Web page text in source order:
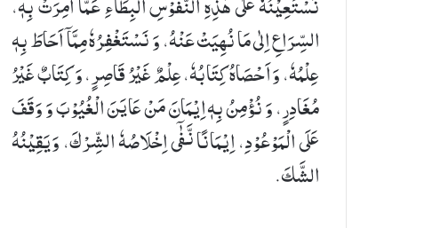
السِّرَاعِ اِلٰی مَا نُهِیَتْ عَنْهُ، وَ نَسْتَغْفِرُهٗ مِمَّاۤ اَحَاطَ بِهٖ
عِلْمُهٗ، وَ اَحْصَاهُ كِتَابُهٗ، عِلْمٌ غَیْرُ قَاصِرٍ، وَ كِتَابٌ غَیْرُ
مُغَادِرٍ، وَ نُؤْمِنُ بِهٖ اِیْمَانَ مَنْ عَایَنَ الْغُیُوْبَ وَ وَقَفَ
عَلَی الْمَوْعُوْدِ، اِیْمَانًا نَّفٰۤی اِخْلَاصُهٗ الشِّرْكَ، وَیَقِیْنُهُ
الشَّكَ.